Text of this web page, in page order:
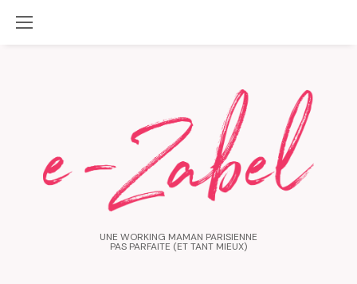
UNE WORKING MAMAN PARISIENNE
PAS PARFAITE (ET TANT MIEUX)